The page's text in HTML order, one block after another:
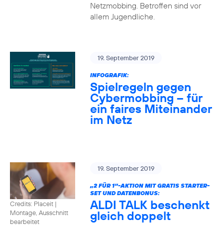
Netzmobbing. Betroffen sind vor
allem Jugendliche.
19. September 2019
INFOGRAFIK:
Spielregeln gegen
Cybermobbing – für
ein faires Miteinander
im Netz
Credits: Placeit |
Montage, Ausschnitt
bearbeitet
19. September 2019
„2 FÜR 1“-AKTION MIT GRATIS STARTER-
SET UND DATENBONUS:
ALDI TALK beschenkt
gleich doppelt